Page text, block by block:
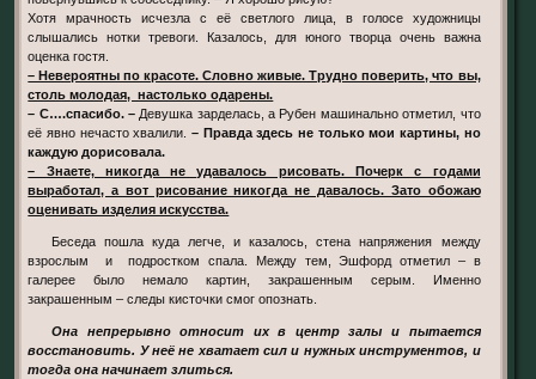
Хотя мрачность исчезла с её светлого лица, в голосе художницы
слышались нотки тревоги. Казалось, для юного творца очень важна
оценка гостя.
– Невероятны по красоте. Словно живые. Трудно поверить, что вы,
столь молодая, настолько одарены.
– С….спасибо. – Девушка зарделась, а Рубен машинально отметил, что
её явно нечасто хвалили. – Правда здесь не только мои картины, но
каждую дорисовала.
– Знаете, никогда не удавалось рисовать. Почерк с годами
выработал, а вот рисование никогда не давалось. Зато обожаю
оценивать изделия искусства.
Беседа пошла куда легче, и казалось, стена напряжения между
взрослым и подростком спала. Между тем, Эшфорд отметил – в
галерее было немало картин, закрашенным серым. Именно
закрашенным – следы кисточки смог опознать.
Она непрерывно относит их в центр залы и пытается
восстановить. У неё не хватает сил и нужных инструментов, и
тогда она начинает злиться.